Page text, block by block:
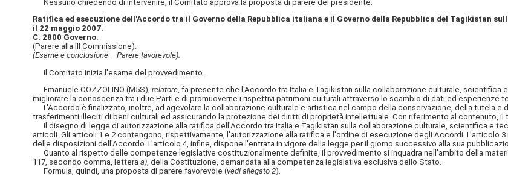
Nessuno chiedendo di intervenire, il Comitato approva la proposta di parere del presidente.
Ratifica ed esecuzione dell'Accordo tra il Governo della Repubblica italiana e il Governo della Repubblica del Tagikistan
il 22 maggio 2007.
C. 2800 Governo.
(Parere alla III Commissione).
(Esame e conclusione – Parere favorevole).
Il Comitato inizia l'esame del provvedimento.
Emanuele COZZOLINO (M5S), relatore, fa presente che l'Accordo tra Italia e Tagikistan sulla collaborazione culturale, scientifica
migliorare la conoscenza tra i due Parti e di promuoverne i rispettivi patrimoni culturali attraverso lo scambio di dati ed esperienze
L'Accordo è finalizzato, inoltre, ad agevolare la collaborazione culturale e artistica nel campo della conservazione, della tutela
trasferimenti illeciti di beni culturali ed assicurando la protezione dei diritti di proprietà intellettuale. Con riferimento al contenuto, il
Il disegno di legge di autorizzazione alla ratifica dell'Accordo tra Italia e Tagikistan sulla collaborazione culturale, scientifica e
articoli. Gli articoli 1 e 2 contengono, rispettivamente, l'autorizzazione alla ratifica e l'ordine di esecuzione degli Accordi. L'articolo
delle disposizioni dell'Accordo. L'articolo 4, infine, dispone l'entrata in vigore della legge per il giorno successivo alla sua
Quanto al rispetto delle competenze legislative costituzionalmente definite, il provvedimento si inquadra nell'ambito della
117, secondo comma, lettera a), della Costituzione, demandata alla competenza legislativa esclusiva dello Stato.
Formula, quindi, una proposta di parere favorevole (vedi allegato 2).